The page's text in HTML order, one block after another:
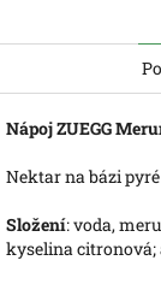
Nápoj ZUEGG
Nektar na bázi
Složení: voda,
kyselina